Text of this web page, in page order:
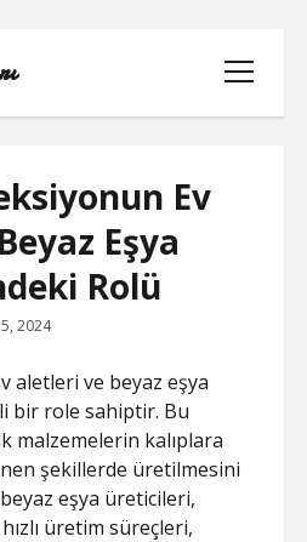
menüyü
aç
LISTE
LISTESI
HILESI EN İYI
RESMI SIĞMIYOR
YÜKLEME HILESI
Ev
Eşya
Rolü
2024
aletleri ve beyaz eşya
bir role sahiptir. Bu
malzemelerin kalıplara
şekillerde üretilmesini
eşya üreticileri,
üretim süreçleri,